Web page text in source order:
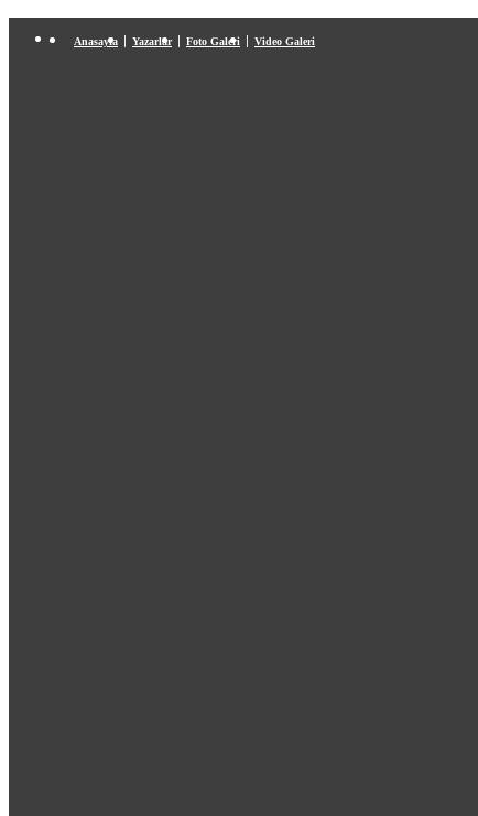
Anasayfa Yazarlar Foto Galeri Video Galeri